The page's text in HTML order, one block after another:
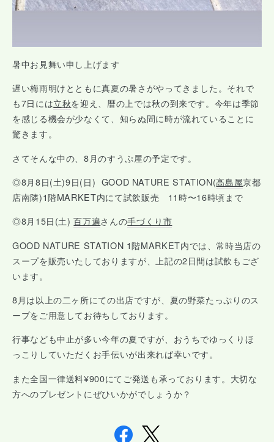
暑中お見舞い申し上げます
遅い梅雨明けとともに真夏の暑さがやってきました。それで
も7日には立秋を迎え、暦の上では秋の到来です。今年は季節
を感じる機会が少なくて、知らぬ間に時が流れていることに
驚きます。
さてそんな中の、8月のすうぷ屋の予定です。
◎8月8日(土)9日(日) GOOD NATURE STATION(高島屋京都
店南隣)1階MARKET内にて試飲販売 11時〜16時頃まで
◎8月15日(土)百万遍さんの手づくり市
GOOD NATURE STATION 1階MARKET内では、常時当店の
スープを販売いたしておりますが、上記の2日間は試飲もござ
います。
8月は以上の二ヶ所にての出店ですが、夏の野菜たっぷりのス
ープをご用意してお待ちしております。
行事なども中止が多い今年の夏ですが、おうちでゆっくりほ
っこりしていただくお手伝いが出来れば幸いです。
また全国一律送料¥900にてご発送も承っております。大切な
方へのプレゼントにぜひいかがでしょうか？